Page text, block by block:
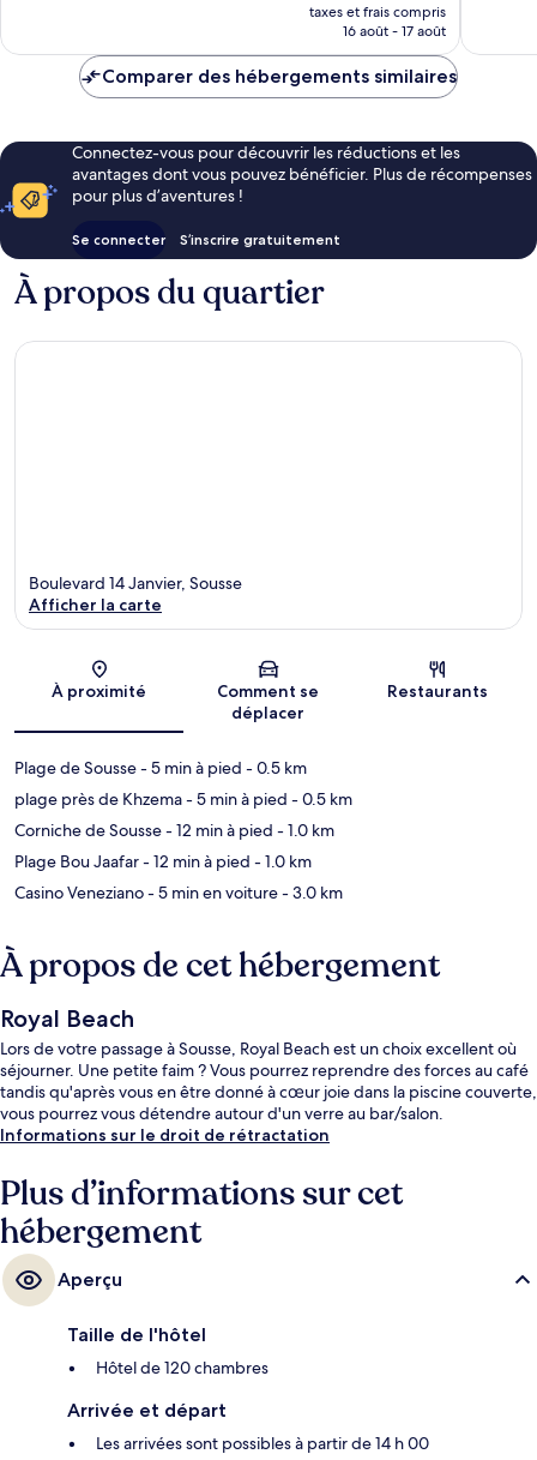
prix
de
taxes et frais compris
16 août - 17 août
Comparer des hébergements similaires
Connectez-vous pour découvrir les réductions et les
avantages dont vous pouvez bénéficier. Plus de récompenses
pour plus d’aventures !
Se connecter S’inscrire gratuitement
À propos du quartier
Carte
Boulevard 14 Janvier, Sousse
Afficher la carte
À proximité
Comment se
déplacer
Restaurants
Plage de Sousse- 5 min à pied - 0.5 km
plage près de Khzema- 5 min à pied - 0.5 km
Corniche de Sousse- 12 min à pied - 1.0 km
Plage Bou Jaafar- 12 min à pied - 1.0 km
Casino Veneziano- 5 min en voiture- 3.0 km
À propos de cet hébergement
Royal Beach
Lors de votre passage à Sousse, Royal Beach est un choix excellent où
séjourner. Une petite faim ? Vous pourrez reprendre des forces au café
tandis qu'après vous en être donné à cœur joie dans la piscine couverte,
vous pourrez vous détendre autour d'un verre au bar/salon.
Informations sur le droit de rétractation
Plus d’informations sur cet
hébergement
Aperçu
Taille de l'hôtel
Hôtel de 120 chambres
Arrivée et départ
Les arrivées sont possibles à partir de 14 h 00